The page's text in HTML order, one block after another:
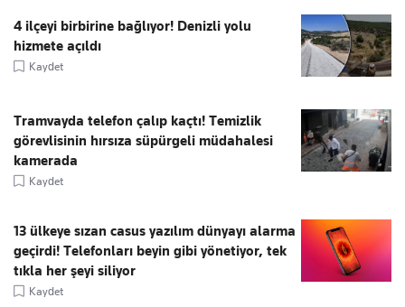
4 ilçeyi birbirine bağlıyor! Denizli yolu
hizmete açıldı
Kaydet
Tramvayda telefon çalıp kaçtı! Temizlik
görevlisinin hırsıza süpürgeli müdahalesi
kamerada
Kaydet
13 ülkeye sızan casus yazılım dünyayı alarma
geçirdi! Telefonları beyin gibi yönetiyor, tek
tıkla her şeyi siliyor
Kaydet